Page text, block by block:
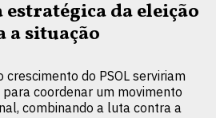
da eleição
situação
crescimento do PSOL serviriam
coordenar um movimento
combinando a luta contra a